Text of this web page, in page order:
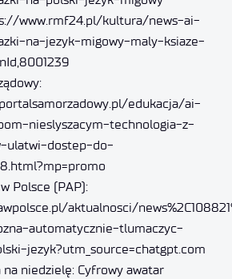
www.rmf24.pl/kultura/news-ai-
na-jezyk-migowy-maly-ksiaze-
edukacja/ai-
nieslyszacym-technologia-z-
ulatwi-dostep-do-
Polsce (PAP):
aktualnosci/
automatycznie-tlumaczyc-
jezyk?utm_source=chatgpt.com
na niedzielę: Cyfrowy awatar